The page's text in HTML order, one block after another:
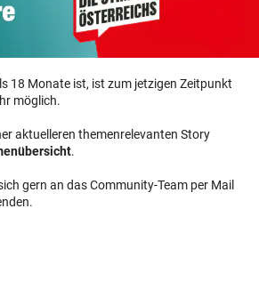
18 Monate ist, ist zum jetzigen Zeitpunkt
möglich.
aktuelleren themenrelevanten Story
.
gern an das Community-Team per Mail